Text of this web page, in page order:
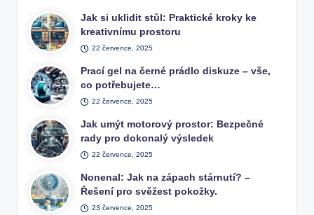
Jak si uklidit stůl: Praktické kroky ke
kreativnímu prostoru
22 července, 2025
Prací gel na černé prádlo diskuze – vše,
co potřebujete…
22 července, 2025
Jak umýt motorový prostor: Bezpečné
rady pro dokonalý výsledek
22 července, 2025
Nonenal: Jak na zápach stárnutí? –
Řešení pro svěžest pokožky.
23 července, 2025